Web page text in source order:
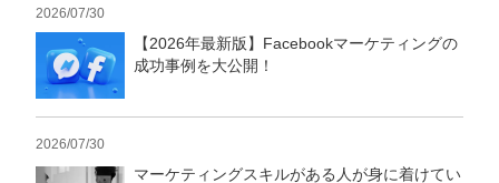
2026/07/30
【2026年最新版】Facebookマーケティングの
成功事例を大公開！
2026/07/30
マーケティングスキルがある人が身に着けてい